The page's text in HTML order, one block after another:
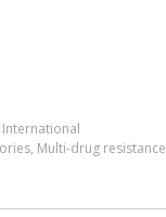
International
, Multi-drug resistance